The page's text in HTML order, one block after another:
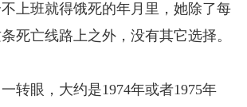
上班就得饿死的年月里，她除了每
死亡线路上之外，没有其它选择。
转眼，大约是1974年或者1975年